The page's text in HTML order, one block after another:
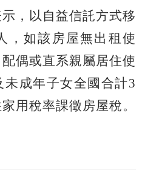
，以自益信託方式移
，如該房屋無出租使
偶或直系親屬居住使
未成年子女全國合計3
用稅率課徵房屋稅。